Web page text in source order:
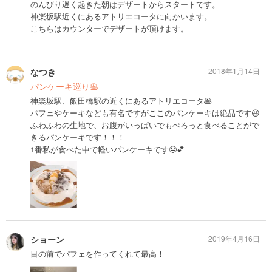
のんびり遅く起きた朝はデザートからスタートです。
神楽坂駅近くにあるアトリエコータに向かいます。
こちらはカウンターでデザートが頂けます。
なつき
パンケーキ巡り🥞
神楽坂駅、飯田橋駅の近くにあるアトリエコータ🥞
パフェやケーキなども有名ですがここのパンケーキは絶品です😆
ふわふわの生地で、お腹がいっぱいでもぺろっと食べることがで
きるパンケーキです！！！
1番私が食べた中で軽いパンケーキです🤤💕
2018年1月14日
ショーン
目の前でパフェを作ってくれて最高！
2019年4月16日